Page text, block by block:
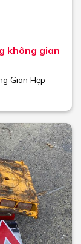
không gian
Gian Hẹp